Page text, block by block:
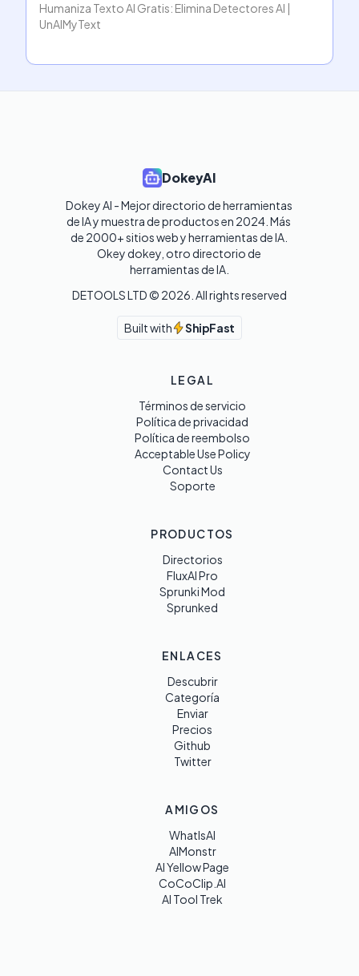
Humaniza Texto AI Gratis: Elimina Detectores AI |
UnAIMyText
DokeyAI
Dokey AI - Mejor directorio de herramientas
de IA y muestra de productos en 2024. Más
de 2000+ sitios web y herramientas de IA.
Okey dokey, otro directorio de
herramientas de IA.
DETOOLS LTD © 2026 . All rights reserved
Built with ShipFast
LEGAL
Términos de servicio
Política de privacidad
Política de reembolso
Acceptable Use Policy
Contact Us
Soporte
PRODUCTOS
Directorios
FluxAI Pro
Sprunki Mod
Sprunked
ENLACES
Descubrir
Categoría
Enviar
Precios
Github
Twitter
AMIGOS
WhatIsAI
AIMonstr
AI Yellow Page
CoCoClip.AI
AI Tool Trek